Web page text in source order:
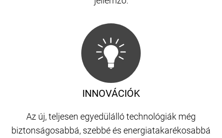
INNOVÁCIÓK
Az új, teljesen egyedülálló technológiák még
biztonságosabbá, szebbé és energiatakarékosabbá